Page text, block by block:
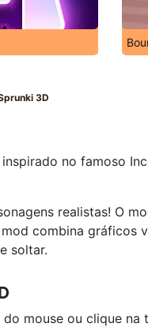
3D
no famoso
realistas! O
combina gráficos
soltar.
mouse ou clique na